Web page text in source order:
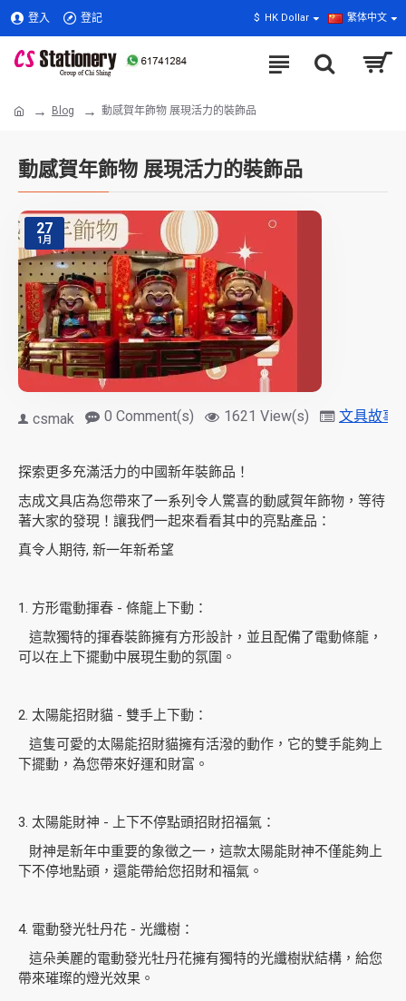
登入 登記 $ HK Dollar 繁体中文
Blog 動感賀年飾物 展現活力的裝飾品
動感賀年飾物 展現活力的裝飾品
27
1月
csmak 0 Comment(s) 1621 View(s) 文具故事
探索更多充滿活力的中國新年裝飾品！
志成文具店為您帶來了一系列令人驚喜的動感賀年飾物，等待
著大家的發現！讓我們一起來看看其中的亮點產品：
真令人期待, 新一年新希望
1. 方形電動揮春 - 條龍上下動：
這款獨特的揮春裝飾擁有方形設計，並且配備了電動條龍，
可以在上下擺動中展現生動的氛圍。
2. 太陽能招財貓 - 雙手上下動：
這隻可愛的太陽能招財貓擁有活潑的動作，它的雙手能夠上
下擺動，為您帶來好運和財富。
3. 太陽能財神 - 上下不停點頭招財招福氣：
財神是新年中重要的象徵之一，這款太陽能財神不僅能夠上
下不停地點頭，還能帶給您招財和福氣。
4. 電動發光牡丹花 - 光纖樹：
這朵美麗的電動發光牡丹花擁有獨特的光纖樹狀結構，給您
帶來璀璨的燈光效果。